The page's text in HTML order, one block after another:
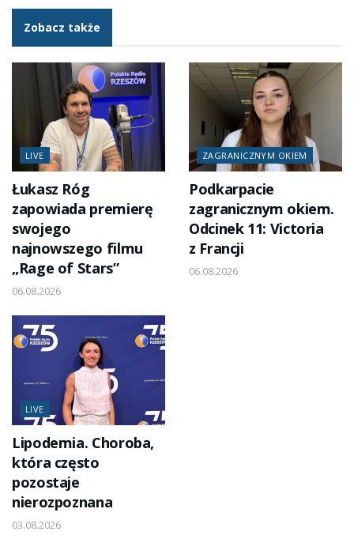
Zobacz także
LIVE
Łukasz Róg
zapowiada premierę
swojego
najnowszego filmu
„Rage of Stars”
06.08.2026
ZAGRANICZNYM OKIEM
Podkarpacie
zagranicznym okiem.
Odcinek 11: Victoria
z Francji
06.08.2026
LIVE
Lipodemia. Choroba,
która często
pozostaje
nierozpoznana
03.08.2026